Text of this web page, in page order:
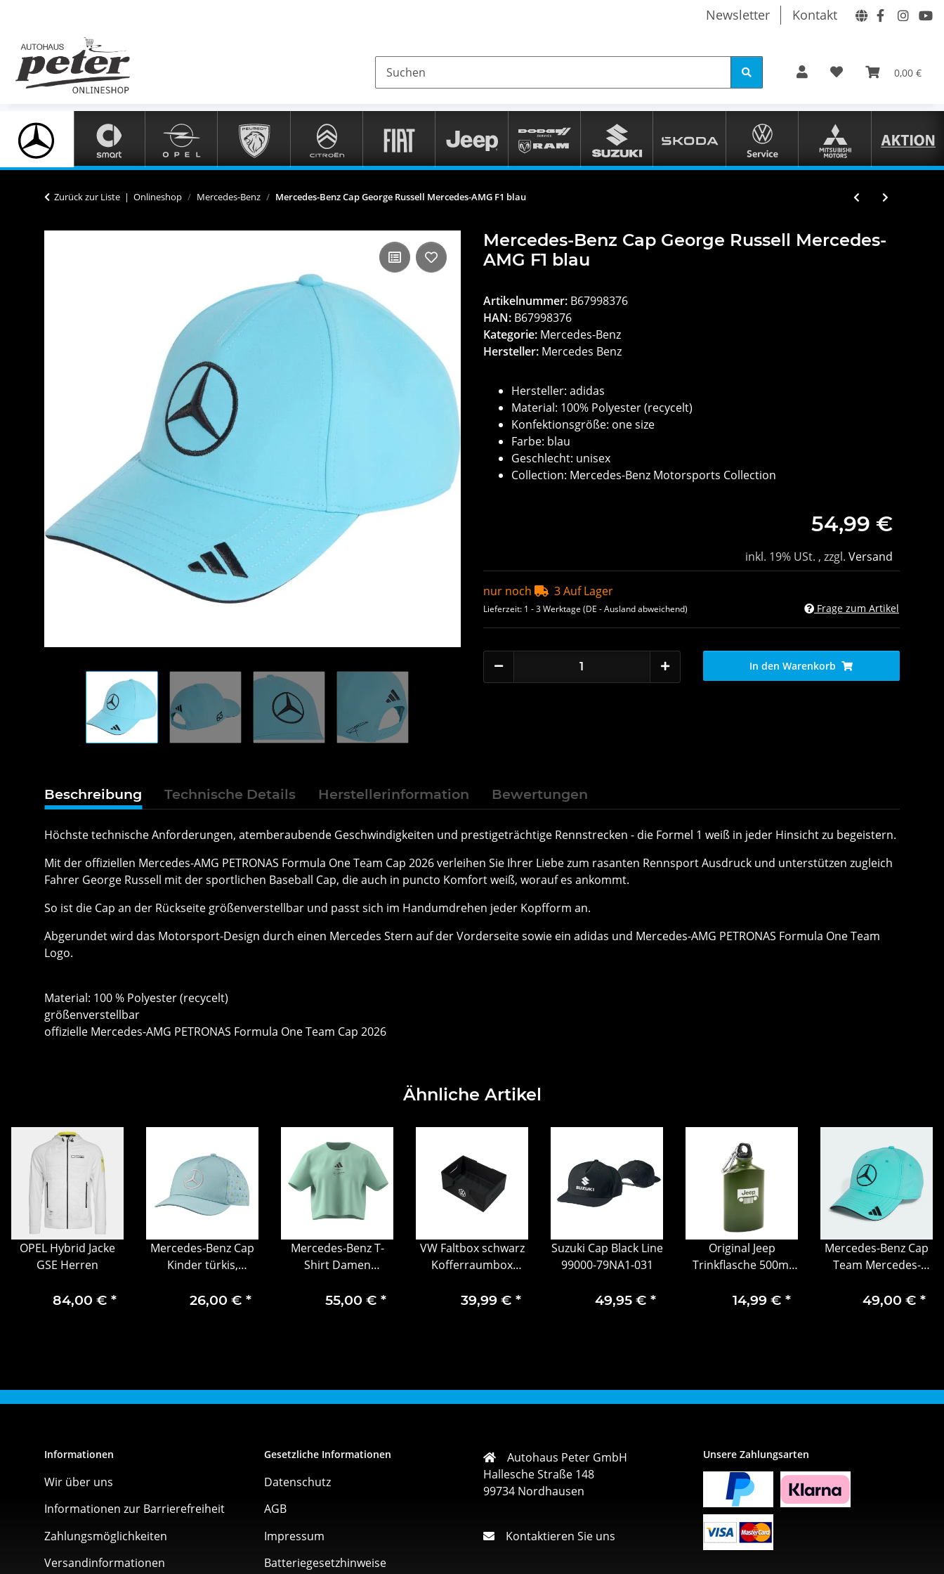
Newsletter Kontakt
0,00 €
Zurück zur Liste Onlineshop Mercedes-Benz Mercedes-Benz Cap George Russell Mercedes-AMG F1 blau
Mercedes-Benz Cap George Russell Mercedes-
AMG F1 blau
Artikelnummer: B67998376
HAN: B67998376
Kategorie: Mercedes-Benz
Hersteller: Mercedes Benz
Hersteller: adidas
Material: 100% Polyester (recycelt)
Konfektionsgröße: one size
Farbe: blau
Geschlecht: unisex
Collection: Mercedes-Benz Motorsports Collection
54,99 €
inkl. 19% USt. , zzgl. Versand
nur noch 3 Auf Lager
Lieferzeit: 1 - 3 Werktage (DE - Ausland abweichend) Frage zum Artikel
In den Warenkorb
Beschreibung Technische Details Herstellerinformation Bewertungen
Höchste technische Anforderungen, atemberaubende Geschwindigkeiten und prestigeträchtige Rennstrecken - die Formel 1 weiß in jeder Hinsicht zu begeistern.
Mit der offiziellen Mercedes-AMG PETRONAS Formula One Team Cap 2026 verleihen Sie Ihrer Liebe zum rasanten Rennsport Ausdruck und unterstützen zugleich
Fahrer George Russell mit der sportlichen Baseball Cap, die auch in puncto Komfort weiß, worauf es ankommt.
So ist die Cap an der Rückseite größenverstellbar und passt sich im Handumdrehen jeder Kopfform an.
Abgerundet wird das Motorsport-Design durch einen Mercedes Stern auf der Vorderseite sowie ein adidas und Mercedes-AMG PETRONAS Formula One Team
Logo.
Material: 100 % Polyester (recycelt)
größenverstellbar
offizielle Mercedes-AMG PETRONAS Formula One Team Cap 2026
Ähnliche Artikel
OPEL Hybrid Jacke
GSE Herren
84,00 € *
Mercedes-Benz Cap
Kinder türkis,
26,00 € *
Mercedes-Benz T-
Shirt Damen
Grün made by55,00 € *
VW Faltbox schwarz
Kofferraumbox
7T0061104
39,99 € *
Suzuki Cap Black Line
99000-79NA1-031
49,95 € *
Original Jeep
Trinkflasche 500ml
mit graviertem Logo
14,99 € *
Mercedes-Benz Cap
Team Mercedes-
Polyester (recycelt)
49,00 € *
Informationen
Wir über uns
Informationen zur Barrierefreiheit
Zahlungsmöglichkeiten
Versandinformationen
Gesetzliche Informationen
Datenschutz
AGB
Impressum
Batteriegesetzhinweise
Autohaus Peter GmbH
Hallesche Straße 148
99734 Nordhausen
Kontaktieren Sie uns
Unsere Zahlungsarten